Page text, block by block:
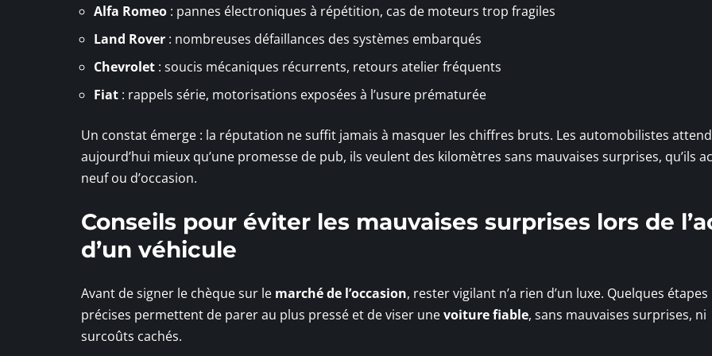
Alfa Romeo : pannes électroniques à répétition, cas de moteurs trop fragiles
Land Rover : nombreuses défaillances des systèmes embarqués
Chevrolet : soucis mécaniques récurrents, retours atelier fréquents
Fiat : rappels série, motorisations exposées à l’usure prématurée
Un constat émerge : la réputation ne suffit jamais à masquer les chiffres bruts. Les automobilistes
aujourd’hui mieux qu’une promesse de pub, ils veulent des kilomètres sans mauvaises surprises, qu’ils
neuf ou d’occasion.
Conseils pour éviter les mauvaises surprises lors de
d’un véhicule
Avant de signer le chèque sur le marché de l’occasion, rester vigilant n’a rien d’un luxe. Quelques étapes
précises permettent de parer au plus pressé et de viser unevoiture fiable, sans mauvaises surprises, ni
surcoûts cachés.